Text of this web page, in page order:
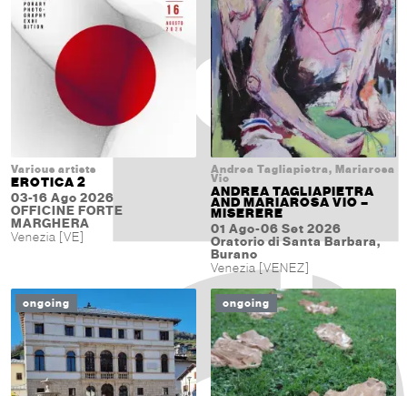
Various artists
EROTICA 2
03-16 Ago 2026
OFFICINE FORTE
MARGHERA
Venezia [VE]
Andrea Tagliapietra, Mariarosa
Vio
ANDREA TAGLIAPIETRA
AND MARIAROSA VIO –
MISERERE
01 Ago-06 Set 2026
Oratorio di Santa Barbara,
Burano
Venezia [VENEZ]
ongoing ongoing